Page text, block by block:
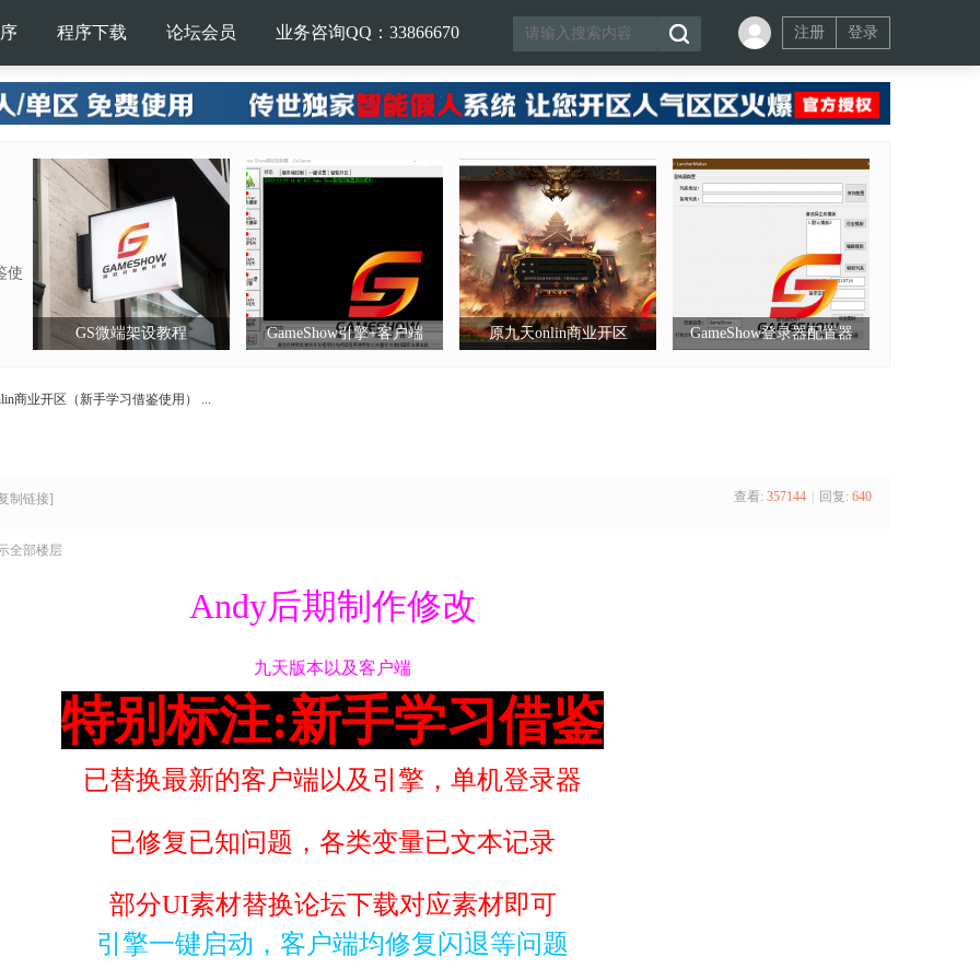
程序下载 论坛会员 业务咨询QQ：33866670 注册 登录
使
GS微端架设教程 GameShow引擎+客户端 原九天onlin商业开区 GameShow登录器配置器
商业开区（新手学习借鉴使用） ...
制链接] 查看: 357144 回复: 640
全部楼层
Andy后期制作修改
九天版本以及客户端
特别标注:新手学习借鉴
已替换最新的客户端以及引擎，单机登录器
已修复已知问题，各类变量已文本记录
部分UI素材替换论坛下载对应素材即可
引擎一键启动，客户端均修复闪退等问题